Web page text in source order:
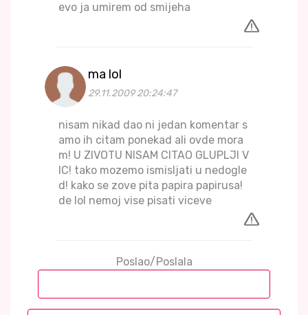
evo ja umirem od smijeha
ma lol
29.11.2009 20:24:47
nisam nikad dao ni jedan komentar s
amo ih citam ponekad ali ovde mora
m! U ZIVOTU NISAM CITAO GLUPLJI V
IC! tako mozemo ismisljati u nedogle
d! kako se zove pita papira papirusa!
de lol nemoj vise pisati viceve
Poslao/Poslala